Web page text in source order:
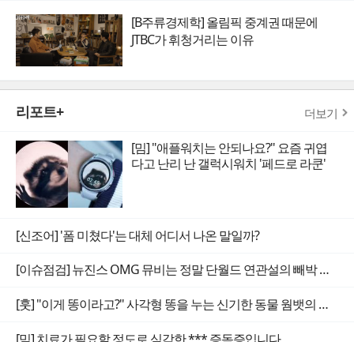
[B주류경제학] 올림픽 중계권 때문에
JTBC가 휘청거리는 이유
리포트+ 더보기
[밈] "애플워치는 안되나요?" 요즘 귀엽
다고 난리 난 갤럭시워치 '페드로 라쿤'
[신조어] '폼 미쳤다'는 대체 어디서 나온 말일까?
[이슈점검] 뉴진스 OMG 뮤비는 정말 단월드 연관설의 빼박 증거일까
[훗] "이게 똥이라고?" 사각형 똥을 누는 신기한 동물 웜뱃의 비밀